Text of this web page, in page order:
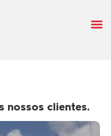
nossos clientes.